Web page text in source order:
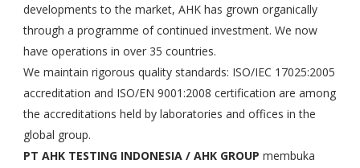
developments to the market, AHK has grown organically
through a programme of continued investment. We now
have operations in over 35 countries.
We maintain rigorous quality standards: ISO/IEC 17025:2005
accreditation and ISO/EN 9001:2008 certification are among
the accreditations held by laboratories and offices in the
global group.
PT AHK TESTING INDONESIA / AHK GROUP membuka